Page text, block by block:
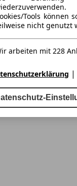
Tools können
nicht genutzt
arbeiten mit 228
|